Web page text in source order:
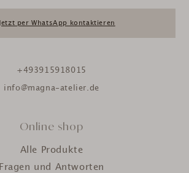
Jetzt per WhatsApp kontaktieren
+493915918015
info@magna-atelier.de
Online shop
Alle Produkte
Fragen und Antworten